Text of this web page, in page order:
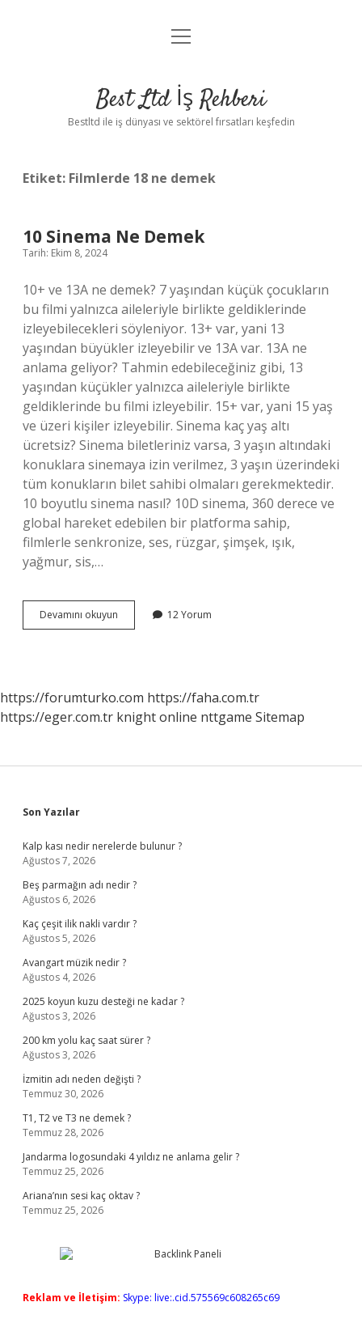
Anasayfa
Yasal Uyarı
menüyü
Best Ltd İş Rehberi
Bestltd ile iş dünyası ve sektörel fırsatları keşfedin
Etiket: Filmlerde 18 ne demek
10 Sinema Ne Demek
Tarih: Ekim 8, 2024
10+ ve 13A ne demek? 7 yaşından küçük çocukların
bu filmi yalnızca aileleriyle birlikte geldiklerinde
izleyebilecekleri söyleniyor. 13+ var, yani 13
yaşından büyükler izleyebilir ve 13A var. 13A ne
anlama geliyor? Tahmin edebileceğiniz gibi, 13
yaşından küçükler yalnızca aileleriyle birlikte
geldiklerinde bu filmi izleyebilir. 15+ var, yani 15 yaş
ve üzeri kişiler izleyebilir. Sinema kaç yaş altı
ücretsiz? Sinema biletleriniz varsa, 3 yaşın altındaki
konuklara sinemaya izin verilmez, 3 yaşın üzerindeki
tüm konukların bilet sahibi olmaları gerekmektedir.
10 boyutlu sinema nasıl? 10D sinema, 360 derece ve
global hareket edebilen bir platforma sahip,
filmlerle senkronize, ses, rüzgar, şimşek, ışık,
yağmur, sis,…
Devamını okuyun
Sinema
12 Yorum
https://forumturko.com https://faha.com.tr
https://eger.com.tr knight online nttgame Sitemap
Sidebar
Son Yazılar
Kalp kası nedir nerelerde bulunur ?
Ağustos 7, 2026
Beş parmağın adı nedir ?
Ağustos 6, 2026
Kaç çeşit ilik nakli vardır ?
Ağustos 5, 2026
Avangart müzik nedir ?
Ağustos 4, 2026
2025 koyun kuzu desteği ne kadar ?
Ağustos 3, 2026
200 km yolu kaç saat sürer ?
Ağustos 3, 2026
İzmitin adı neden değişti ?
Temmuz 30, 2026
T1, T2 ve T3 ne demek ?
Temmuz 28, 2026
Jandarma logosundaki 4 yıldız ne anlama gelir ?
Temmuz 25, 2026
Ariana’nın sesi kaç oktav ?
Temmuz 25, 2026
Reklam ve İletişim: Skype: live:.cid.575569c608265c69